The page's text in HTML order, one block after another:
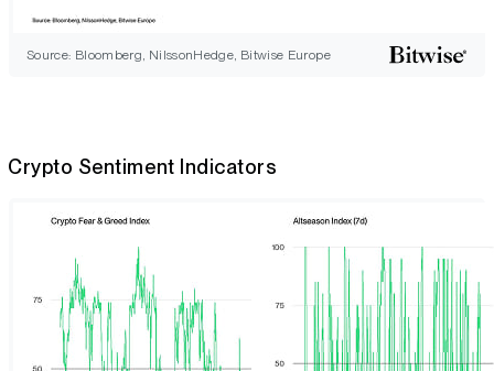
Source: Bloomberg, NilssonHedge, Bitwise Europe
Crypto Sentiment Indicators